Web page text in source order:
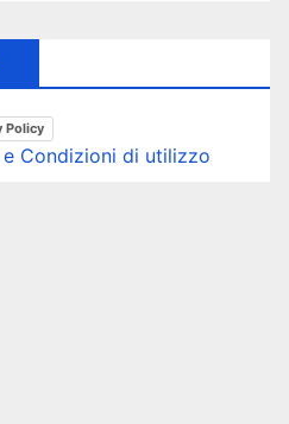
Policy
e Condizioni di utilizzo